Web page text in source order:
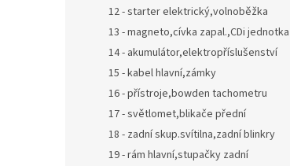
12 - starter elektrický,volnoběžka
13 - magneto,cívka zapal.,CDi jednotka
14 - akumulátor,elektropříslušenství
15 - kabel hlavní,zámky
16 - přístroje,bowden tachometru
17 - světlomet,blikače přední
18 - zadní skup.svítilna,zadní blinkry
19 - rám hlavní,stupačky zadní